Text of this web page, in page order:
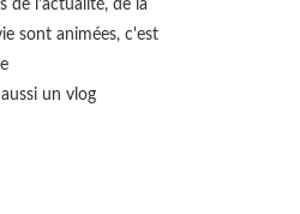
de l'actualité, de la
sont animées, c'est
un vlog